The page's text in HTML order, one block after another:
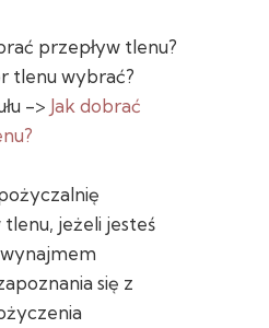
przepływ tlenu?
tlenu wybrać?
-> Jak dobrać
jeżeli jesteś
się z